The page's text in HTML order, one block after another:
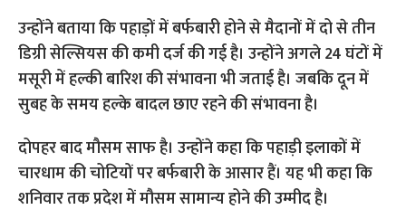
उन्होंने बताया कि पहाड़ों में बर्फबारी होने से मैदानों में दो से तीन
डिग्री सेल्सियस की कमी दर्ज की गई है। उन्होंने अगले 24 घंटों में
मसूरी में हल्की बारिश की संभावना भी जताई है। जबकि दून में
सुबह के समय हल्के बादल छाए रहने की संभावना है।
दोपहर बाद मौसम साफ है। उन्होंने कहा कि पहाड़ी इलाकों में
चारधाम की चोटियों पर बर्फबारी के आसार हैं। यह भी कहा कि
शनिवार तक प्रदेश में मौसम सामान्य होने की उम्मीद है।